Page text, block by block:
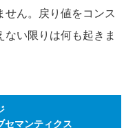
ん。戻り値をコンス
ない限りは何も起きま
セマンティクス